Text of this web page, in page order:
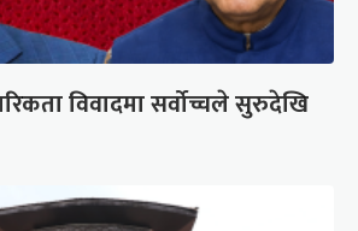
विवादमा सर्वोच्चले सुरुदेखि